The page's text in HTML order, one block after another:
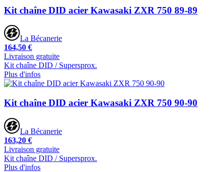
Kit chaîne DID acier Kawasaki ZXR 750 89-89
La Bécanerie
164,50 €
Livraison gratuite
Kit chaîne DID / Supersprox.
Plus d'infos
Kit chaîne DID acier Kawasaki ZXR 750 90-90
La Bécanerie
163,20 €
Livraison gratuite
Kit chaîne DID / Supersprox.
Plus d'infos